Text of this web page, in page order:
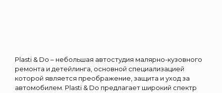
Plasti & Do – небольшая автостудия малярно-кузовного
ремонта и детейлинга, основной специализацией
которой является преображение, защита и уход за
автомобилем. Plasti & Do предлагает широкий спектр